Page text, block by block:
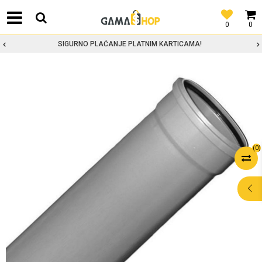
0
0
SIGURNO PLAĆANJE PLATNIM KARTICAMA!
(0)
POMOĆ PRI
KUPOVINI